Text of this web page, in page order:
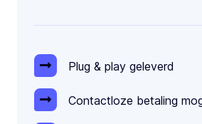
Plug & play geleverd
Contactloze betaling